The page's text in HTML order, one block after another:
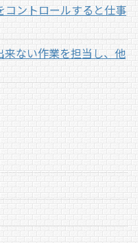
ントロールすると仕事
ない作業を担当し、他